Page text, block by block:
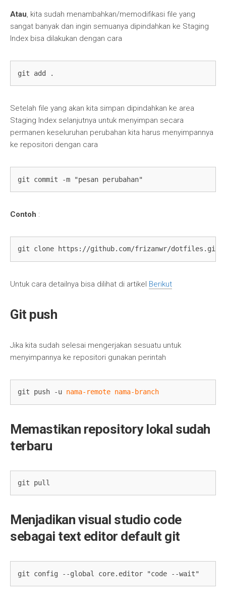
Atau, kita sudah menambahkan/memodifikasi file yang
sangat banyak dan ingin semuanya dipindahkan ke Staging
Index bisa dilakukan dengan cara
git add .
Setelah file yang akan kita simpan dipindahkan ke area
Staging Index selanjutnya untuk menyimpan secara
permanen keseluruhan perubahan kita harus menyimpannya
ke repositori dengan cara
git commit -m "pesan perubahan"
Contoh :
git clone https://github.com/frizanwr/dotfiles.git
Untuk cara detailnya bisa dilihat di artikel Berikut
Git push
Jika kita sudah selesai mengerjakan sesuatu untuk
menyimpannya ke repositori gunakan perintah
git push -u nama-remote nama-branch
Memastikan repository lokal sudah
terbaru
git pull
Menjadikan visual studio code
sebagai text editor default git
git config --global core.editor "code --wait"